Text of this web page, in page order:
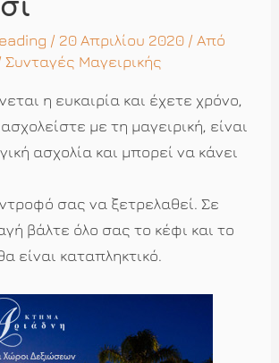
/ 20 Απριλίου 2020 / Από
Συνταγές Μαγειρικής
η ευκαιρία και έχετε χρόνο,
με τη μαγειρική, είναι
ασχολία και μπορεί να κάνει
σας να ξετρελαθεί. Σε
βάλτε όλο σας το κέφι και το
είναι καταπληκτικό.